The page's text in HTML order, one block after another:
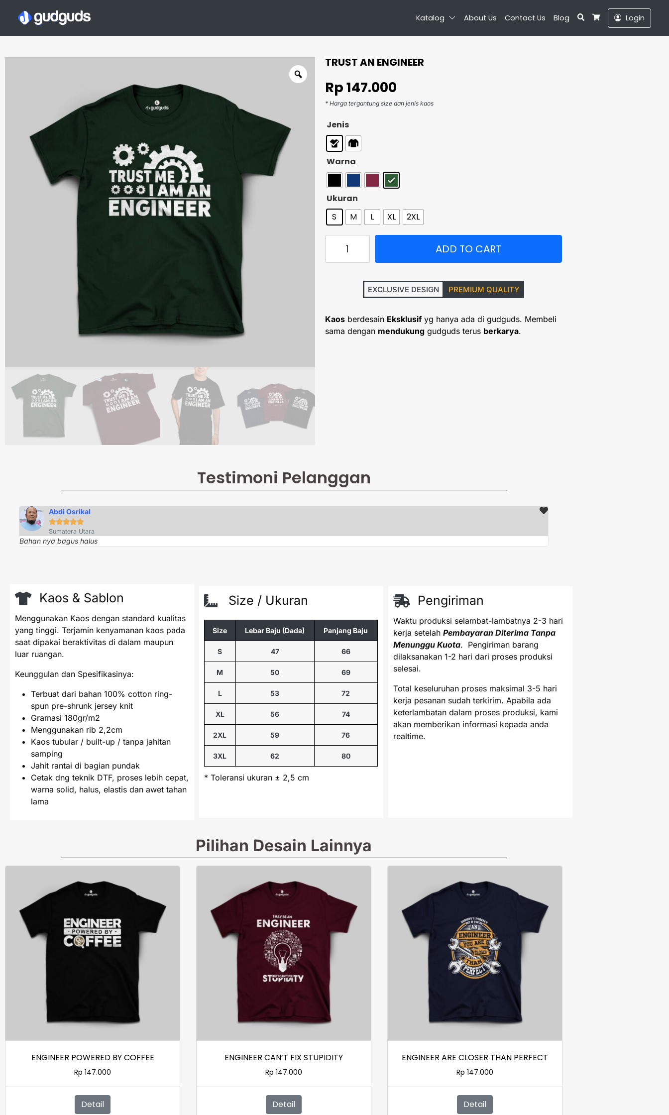
Katalog About Us Contact Us Blog
Search
Cart
Login
TRUST AN ENGINEER
Rp147.000
* Harga tergantung size dan jenis kaos
Jenis
Warna
Ukuran
S
M L XL 2XL
ADD TO CART
EXCLUSIVE DESIGN PREMIUM QUALITY
Kaosberdesain Eksklusifyg hanya ada di gudguds. Membeli
sama dengan mendukunggudguds terus berkarya.
Testimoni Pelanggan
Abdi Osrikal

Sumatera Utara
Bahan nya bagus halus
Kaos & Sablon
Menggunakan Kaos dengan standard kualitas
yang tinggi. Terjamin kenyamanan kaos pada
saat dipakai beraktivitas di dalam maupun
luar ruangan.
Keunggulan dan Spesifikasinya:
Terbuat dari bahan 100% cotton ring-
spun pre-shrunk jersey knit
Gramasi 180gr/m2
Menggunakan rib 2,2cm
Kaos tubular / built-up / tanpa jahitan
samping
Jahit rantai di bagian pundak
Cetak dng teknik DTF, proses lebih cepat,
warna solid, halus, elastis dan awet tahan
lama
Size / Ukuran
Size Lebar Baju (Dada) Panjang Baju
S 47 66
M 50 69
L 53 72
XL 56 74
2XL 59 76
3XL 62 80
* Toleransi ukuran ± 2,5 cm
Pengiriman
Waktu produksi selambat-lambatnya 2-3 hari
kerja setelah Pembayaran Diterima Tanpa
Menunggu Kuota. Pengiriman barang
dilaksanakan 1-2 hari dari proses produksi
selesai.
Total keseluruhan proses maksimal 3-5 hari
kerja pesanan sudah terkirim. Apabila ada
keterlambatan dalam proses produksi, kami
akan memberikan informasi kepada anda
realtime.
Pilihan Desain Lainnya
ENGINEER POWERED BY COFFEE
Rp 147.000
Detail
ENGINEER CAN’T FIX STUPIDITY
Rp 147.000
Detail
ENGINEER ARE CLOSER THAN PERFECT
Rp 147.000
Detail